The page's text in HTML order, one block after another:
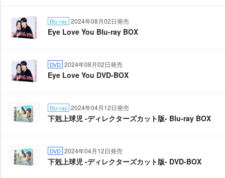
Blu-ray 2024年08月02日発売
Eye Love You Blu-ray BOX
DVD 2024年08月02日発売
Eye Love You DVD-BOX
Blu-ray 2024年04月12日発売
下剋上球児 -ディレクターズカット版- Blu-ray BOX
DVD 2024年04月12日発売
下剋上球児 -ディレクターズカット版- DVD-BOX